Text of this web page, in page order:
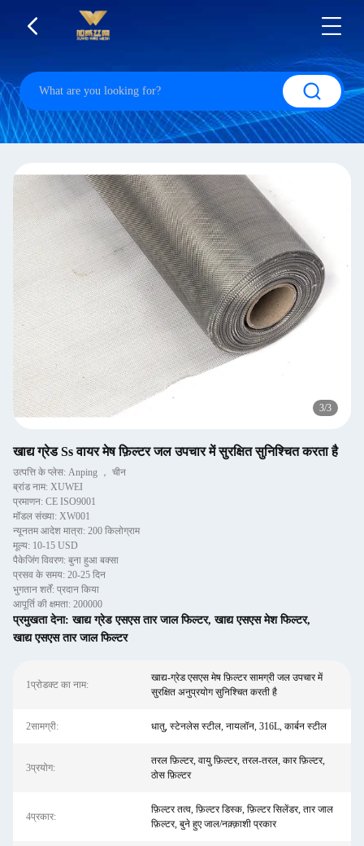
3/3
खाद्य ग्रेड Ss वायर मेष फ़िल्टर जल उपचार में सुरक्षित सुनिश्चित करता है
उत्पत्ति के प्लेस: Anping ， चीन
ब्रांड नाम: XUWEI
प्रमाणन: CE ISO9001
मॉडल संख्या: XW001
न्यूनतम आदेश मात्रा: 200 किलोग्राम
मूल्य: 10-15 USD
पैकेजिंग विवरण: बुना हुआ बक्सा
प्रसव के समय: 20-25 दिन
भुगतान शर्तें: प्रदान किया
आपूर्ति की क्षमता: 200000
प्रमुखता देना:खाद्य ग्रेड एसएस तार जाल फिल्टर,खाद्य एसएस मेश फिल्टर,
खाद्य एसएस तार जाल फिल्टर
1प्रोडक्ट का नाम:
खाद्य-ग्रेड एसएस मेष फ़िल्टर सामग्री जल उपचार में
सुरक्षित अनुप्रयोग सुनिश्चित करती है
2सामग्री: धातु, स्टेनलेस स्टील, नायलॉन, 316L, कार्बन स्टील
3प्रयोग:
तरल फ़िल्टर, वायु फ़िल्टर, तरल-तरल, कार फ़िल्टर,
ठोस फ़िल्टर
4प्रकार:
फ़िल्टर तत्व, फ़िल्टर डिस्क, फ़िल्टर सिलेंडर, तार जाल
फ़िल्टर, बुने हुए जाल/नक़्क़ाशी प्रकार